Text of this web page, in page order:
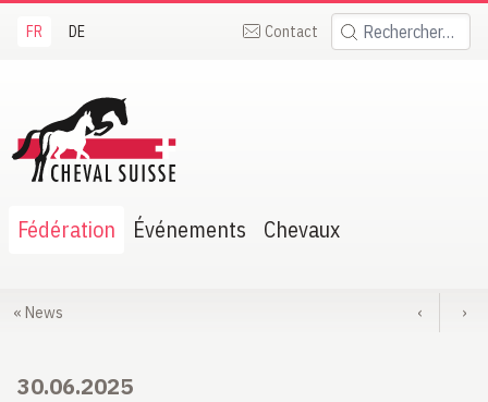
FR DE Contact Rechercher:
Suisse
Fédération Événements Chevaux
« News ‹ ›
30.06.2025